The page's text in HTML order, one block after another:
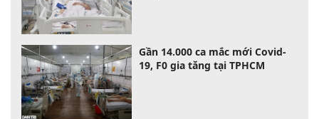
Gần 14.000 ca mắc mới Covid-
19, F0 gia tăng tại TPHCM